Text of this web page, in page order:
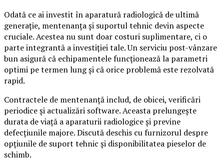
Odată ce ai investit în aparatură radiologică de ultimă
generație, mentenanța și suportul tehnic devin aspecte
cruciale. Acestea nu sunt doar costuri suplimentare, ci o
parte integrantă a investiției tale. Un serviciu post-vânzare
bun asigură că echipamentele funcționează la parametri
optimi pe termen lung și că orice problemă este rezolvată
rapid.
Contractele de mentenanță includ, de obicei, verificări
periodice și actualizări software. Aceasta prelungește
durata de viață a aparaturii radiologice și previne
defecțiunile majore. Discută deschis cu furnizorul despre
opțiunile de suport tehnic și disponibilitatea pieselor de
schimb.